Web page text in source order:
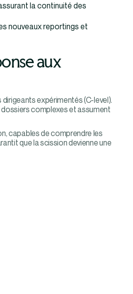
la continuité des
nouveaux reportings et
aux
expérimentés (C-level).
complexes et assument
capables de comprendre les
que la scission devienne une